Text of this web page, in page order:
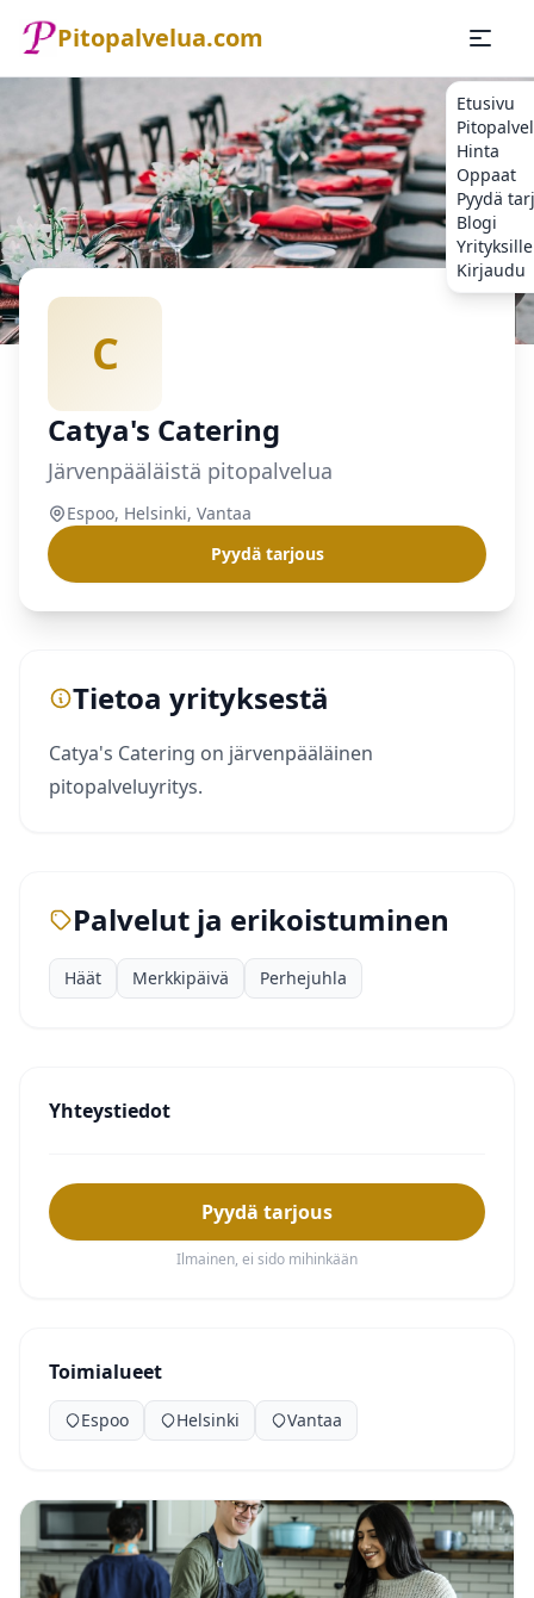
Pitopalvelua.com
Etusivu
Hinta
Oppaat
Pyydä
Blogi
Yrityksille
Kirjaudu
Etusivu
Pitopalvelu
C
Catya's Catering
Järvenpääläistä pitopalvelua
Espoo, Helsinki, Vantaa
Pyydä tarjous
Tietoa yrityksestä
Catya's Catering on järvenpääläinen
pitopalveluyritys.
Palvelut ja erikoistuminen
Häät Merkkipäivä Perhejuhla
Yhteystiedot
Pyydä tarjous
Ilmainen, ei sido mihinkään
Toimialueet
Espoo Helsinki Vantaa